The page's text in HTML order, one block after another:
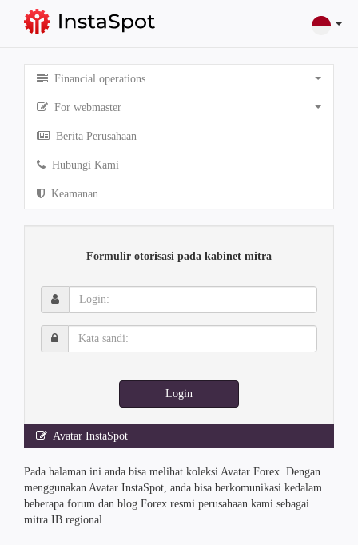
Financial operations
For webmaster
Berita Perusahaan
Hubungi Kami
Keamanan
Formulir otorisasi pada kabinet mitra
Login:
Kata
sandi:
Login
Avatar InstaSpot
Pada halaman ini anda bisa melihat koleksi Avatar Forex. Dengan
menggunakan Avatar InstaSpot, anda bisa berkomunikasi kedalam
beberapa forum dan blog Forex resmi perusahaan kami sebagai
mitra IB regional.